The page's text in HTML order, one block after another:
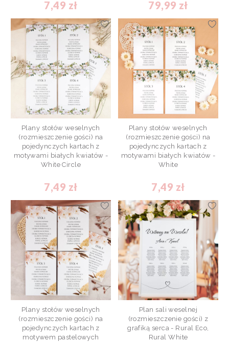
7,49 zł 79,99 zł
Plany stołów weselnych
(rozmieszczenie gości) na
pojedynczych kartach z
motywami białych kwiatów -
White Circle
7,49 zł
Plany stołów weselnych
(rozmieszczenie gości) na
pojedynczych kartach z
motywami białych kwiatów -
White
7,49 zł
Plany stołów weselnych
(rozmieszczenie gości) na
pojedynczych kartach z
motywem pastelowych
Plan sali weselnej
(rozmieszczenie gości) z
grafiką serca - Rural Eco,
Rural White